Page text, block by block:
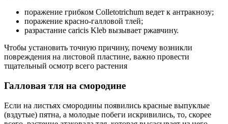
поражение грибком Colletotrichum ведет к антракнозу;
поражение красно-галловой тлей;
разрастание caricis Kleb вызывает ржавчину.
Чтобы установить точную причину, почему возникли
повреждения на листовой пластине, важно провести
тщательный осмотр всего растения
Галловая тля на смородине
Если на листьях смородины появились красные выпуклые
(вздутые) пятна, а молодые побеги искривились, то, скорее